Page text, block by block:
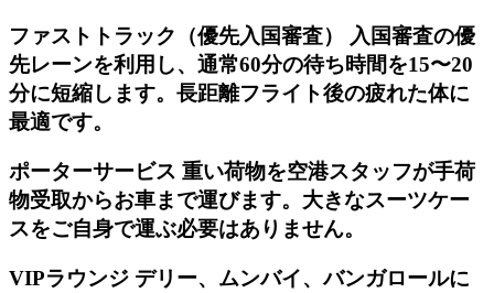
ファストトラック（優先入国審査） 入国審査の優
先レーンを利用し、通常60分の待ち時間を15〜20
分に短縮します。長距離フライト後の疲れた体に
最適です。
ポーターサービス 重い荷物を空港スタッフが手荷
物受取からお車まで運びます。大きなスーツケー
スをご自身で運ぶ必要はありません。
VIPラウンジ デリー、ムンバイ、バンガロールに